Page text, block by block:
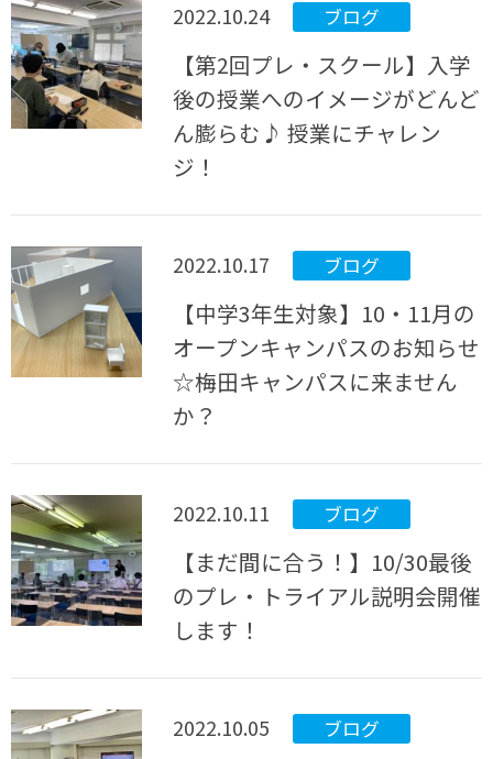
2022.10.24 ブログ
【第2回プレ・スクール】入学
後の授業へのイメージがどんど
ん膨らむ♪ 授業にチャレン
ジ！
2022.10.17 ブログ
【中学3年生対象】10・11月の
オープンキャンパスのお知らせ
☆梅田キャンパスに来ません
か？
2022.10.11 ブログ
【まだ間に合う！】10/30最後
のプレ・トライアル説明会開催
します！
2022.10.05 ブログ